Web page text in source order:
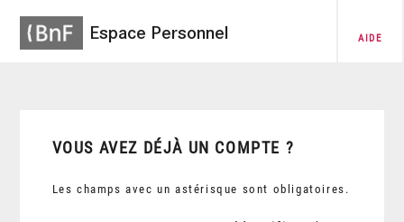
Espace Personnel AIDE
VOUS AVEZ DÉJÀ UN COMPTE ?
Les champs avec un astérisque sont obligatoires.